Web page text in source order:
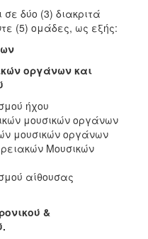
δύο (3) διακριτά
(5) ομάδες, ως εξής:
οργάνων και
ήχου
μουσικών οργάνων
μουσικών οργάνων
Μουσικών
αίθουσας
&